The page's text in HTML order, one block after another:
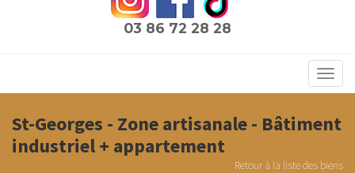
03 86 72 28 28
St-Georges - Zone artisanale - Bâtiment
industriel + appartement
Retour à la liste des biens